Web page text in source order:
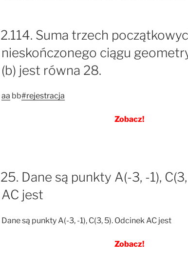
2.114. Suma trzech
nieskończonego ciągu
(b) jest równa 28.
aa bb#rejestracja
Zobacz!
25. Dane są punkty A(-3, -1),
AC jest
Dane są punkty A(-3, -1), C(3, 5). Odcinek AC jest
Zobacz!